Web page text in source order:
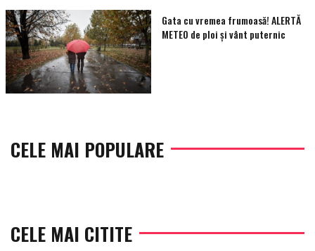
Gata cu vremea frumoasă! ALERTĂ
METEO de ploi și vânt puternic
CELE MAI POPULARE
CELE MAI CITITE